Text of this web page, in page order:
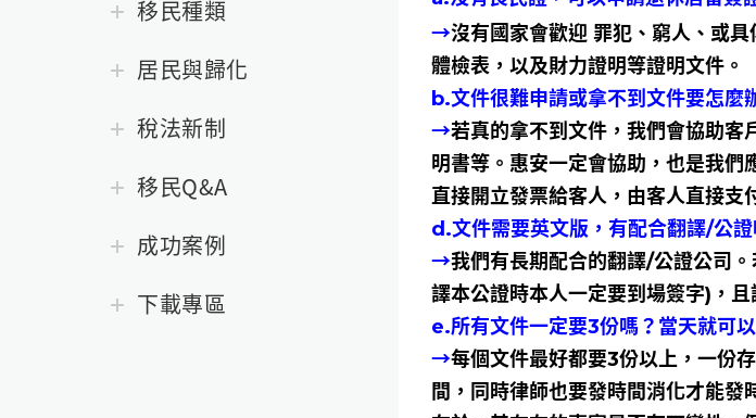
移民種類
居民與歸化
稅法新制
移民Q&A
成功案例
下載專區
→沒有國家會歡迎 罪犯、窮人、或
體檢表，以及財力證明等證明文件。
b.文件很難申請或拿不到文件要怎麼
→若真的拿不到文件，我們會協助客
明書等。惠安一定會協助，也是我
直接開立發票給客人，由客人直接支
d.文件需要英文版，有配合翻譯/公
→我們有長期配合的翻譯/公證公司
譯本公證時本人一定要到場簽字)，
e.所有文件一定要3份嗎？當天就可
→每個文件最好都要3份以上，一份
間，同時律師也要發時間消化才能